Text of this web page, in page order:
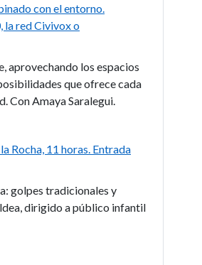
con el entorno.
la red Civivox o
aprovechando los espacios
que ofrece cada
Con Amaya Saralegui.
Rocha, 11 horas. Entrada
golpes tradicionales y
dirigido a público infantil